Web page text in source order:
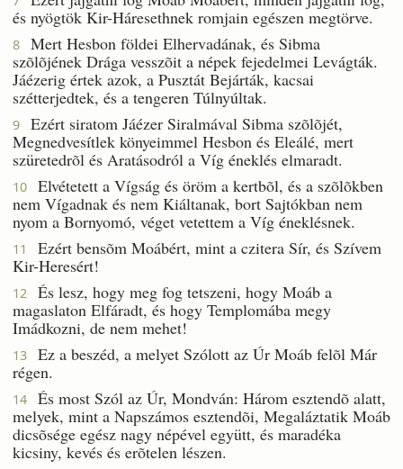
és nyögtök Kir-Háresethnek romjain egészen megtörve.
8
Mert Hesbon földei Elhervadának, és Sibma
szõlõjének Drága vesszõit a népek fejedelmei Levágták.
Jáézerig értek azok, a Pusztát Bejárták, kacsai
szétterjedtek, és a tengeren Túlnyúltak.
9
Ezért siratom Jáézer Siralmával Sibma szõlõjét,
Megnedvesítlek könyeimmel Hesbon és Eleálé, mert
szüretedrõl és Aratásodról a Víg éneklés elmaradt.
10
Elvétetett a Vígság és öröm a kertbõl, és a szõlõkben
nem Vígadnak és nem Kiáltanak, bort Sajtókban nem
nyom a Bornyomó, véget vetettem a Víg éneklésnek.
11
Ezért bensõm Moábért, mint a czitera Sír, és Szívem
Kir-Heresért!
12
És lesz, hogy meg fog tetszeni, hogy Moáb a
magaslaton Elfáradt, és hogy Templomába megy
Imádkozni, de nem mehet!
13
Ez a beszéd, a melyet Szólott az Úr Moáb felõl Már
régen.
14
És most Szól az Úr, Mondván: Három esztendõ alatt,
melyek, mint a Napszámos esztendõi, Megaláztatik Moáb
dicsõsége egész nagy népével együtt, és maradéka
kicsiny, kevés és erõtelen lészen.